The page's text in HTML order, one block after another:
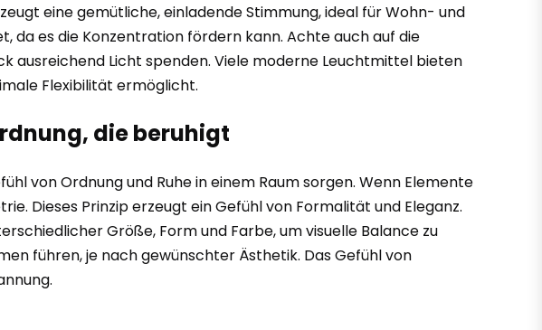
eine gemütliche, einladende Stimmung, ideal für Wohn- und
da es die Konzentration fördern kann. Achte auch auf die
ausreichend Licht spenden. Viele moderne Leuchtmittel bieten
Flexibilität ermöglicht.
die beruhigt
von Ordnung und Ruhe in einem Raum sorgen. Wenn Elemente
Dieses Prinzip erzeugt ein Gefühl von Formalität und Eleganz.
Größe, Form und Farbe, um visuelle Balance zu
führen, je nach gewünschter Ästhetik. Das Gefühl von